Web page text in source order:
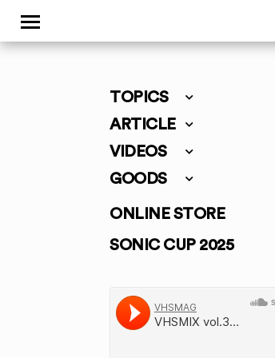
TOPICS
ARTICLE
VIDEOS
GOODS
ONLINE STORE
SONIC CUP 2025